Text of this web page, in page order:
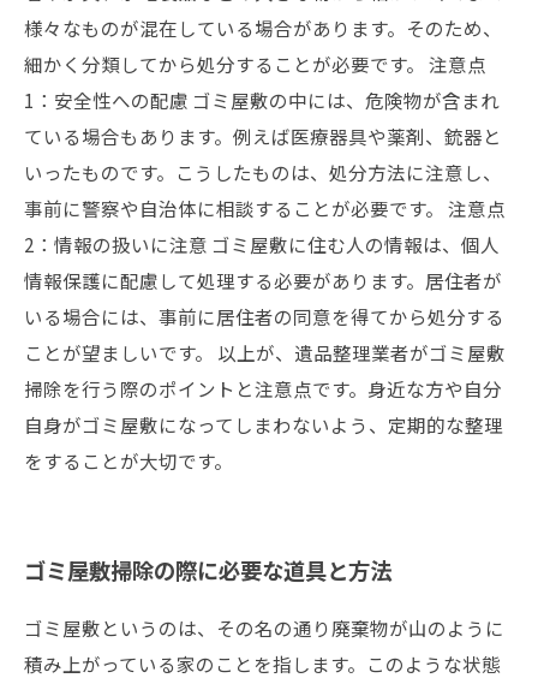
様々なものが混在している場合があります。そのため、
細かく分類してから処分することが必要です。 注意点
1：安全性への配慮 ゴミ屋敷の中には、危険物が含まれ
ている場合もあります。例えば医療器具や薬剤、銃器と
いったものです。こうしたものは、処分方法に注意し、
事前に警察や自治体に相談することが必要です。 注意点
2：情報の扱いに注意 ゴミ屋敷に住む人の情報は、個人
情報保護に配慮して処理する必要があります。居住者が
いる場合には、事前に居住者の同意を得てから処分する
ことが望ましいです。 以上が、遺品整理業者がゴミ屋敷
掃除を行う際のポイントと注意点です。身近な方や自分
自身がゴミ屋敷になってしまわないよう、定期的な整理
をすることが大切です。
ゴミ屋敷掃除の際に必要な道具と方法
ゴミ屋敷というのは、その名の通り廃棄物が山のように
積み上がっている家のことを指します。このような状態